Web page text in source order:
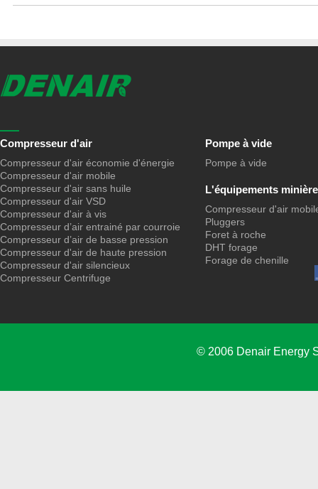
Compresseur d'air
Compresseur d'air économie d'énergie
Compresseur d'air mobile
Compresseur d'air sans huile
Compresseur d'air VSD
Compresseur d'air à vis
Compresseur d’air entrainé par courroie
Compresseur d’air de basse pression
Compresseur d'air de haute pression
Compresseur d'air silencieux
Compresseur Centrifuge
Pompe à vide
Pompe à vide
L'équipements minière
Compresseur d'air
Pluggers
Foret à roche
DHT forage
Forage de chenille
© 2006 Denair Energy